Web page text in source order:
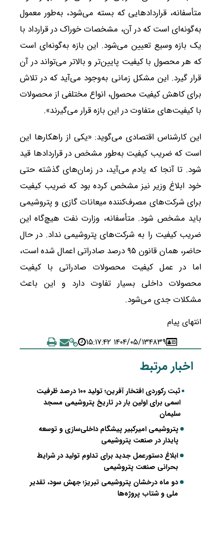
متأسفانه، قراردادهایی که بسته می‌شود، به‌طور معمول
به‌گونه‌ای است که در آن، مشخصات خوراک در قرارداد با
یک بازه وسیع تعیین می‌شود. این بازه به‌گونه‌ای است
که هر محصول با کیفیت پایین‌تر و بالاتر می‌تواند در آن
قرار گیرد. این مشکل زمانی به‌وجود می‌آید که در تلاش
برای کاهش کیفیت محصول، انواع مختلفی از محصولات
با کیفیت‌های متفاوت در این بازه قرار می‌گیرند».
این کارشناس اقتصادی می‌گوید: «یکی از راهکارها این
است که ضریب کیفیت به‌طور مشخص در قراردادها قید
شود. تا آنجا که یادم می‌آید، در زمان‌های گذشته حتی
خود ابلاغ وزیر نیز مشخص کرده بود که ضریب کیفیت
برای شرکت‌های مصرف‌کننده میعانات گازی و پتروشیمی
باید مشخص شود. متأسفانه، وزارت نفت هیچ‌گاه این
ضریب کیفیت را به شرکت‌های پتروشیمی نداد. در حال
حاضر، همان قانون ۹۵ درصد صادراتی اعمال شده است،
اما در عمل کیفیت محصولات صادراتی با کیفیت
محصولات داخلی بسیار تفاوت دارد و این باعث
مشکلات جدی می‌شود.
انتهای پیام
۴۸۳۹۱۴۰۴/۰۵/۱۳ ۱۵:۱۷:۴۲
اخبار مرتبط
ثبت رکوردی افتخار آفرین؛ تولید ۱۰۰ درصد ظرفیت
اسمی برای اولین بار در تاریخ پتروشیمی مسجد
سلیمان
پتروشیمی امیرکبیر پیشگام داخلی‌سازی و توسعه
پایدار در صنعت پتروشیمی
ابلاغ دستورعمل جدید برای تداوم تولید در شرایط
بحرانی صنعت پتروشیمی
دو ماه درخشان پتروشیمی تبریز؛ جهش سود، تقدیر
ملی و شتاب پروژه‌ها